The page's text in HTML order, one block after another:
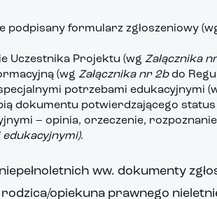
podpisany formularz zgłoszeniowy
Uczestnika Projektu (wg Załącznika
(wg Załącznika nr 2bdo
potrzebami edukacyjnymi
dokumentu potwierdzającego status
– opinia, orzeczenie,
.
ww. dokumenty
opiekuna prawnego